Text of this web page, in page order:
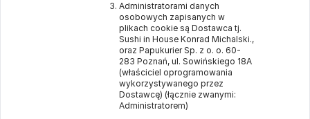
Administratorami danych
osobowych zapisanych w
plikach cookie są Dostawca tj.
Sushi in House Konrad Michalski.,
oraz Papukurier Sp. z o. o. 60-
283 Poznań, ul. Sowińskiego 18A
(właściciel oprogramowania
wykorzystywanego przez
Dostawcę) (łącznie zwanymi:
Administratorem)